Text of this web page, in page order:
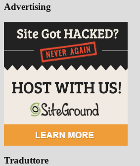
Advertising
Traduttore